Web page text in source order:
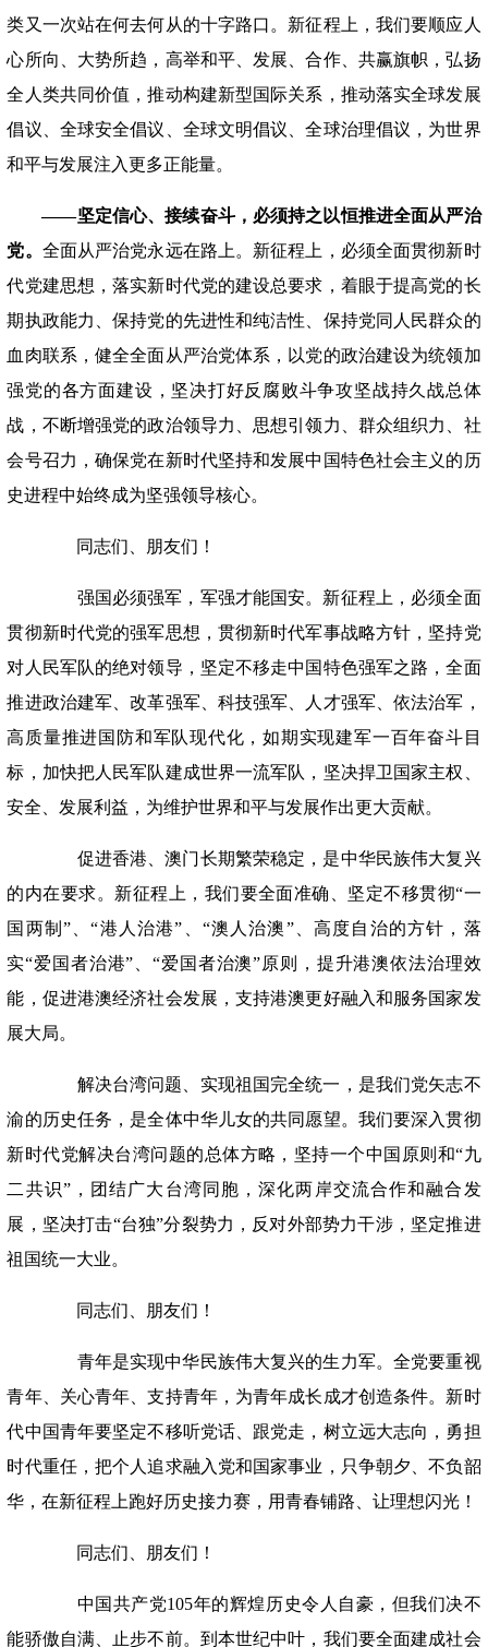
类又一次站在何去何从的十字路口。新征程上，我们要顺应人
心所向、大势所趋，高举和平、发展、合作、共赢旗帜，弘扬
全人类共同价值，推动构建新型国际关系，推动落实全球发展
倡议、全球安全倡议、全球文明倡议、全球治理倡议，为世界
和平与发展注入更多正能量。
——坚定信心、接续奋斗，必须持之以恒推进全面从严治
党。 全面从严治党永远在路上。新征程上，必须全面贯彻新时
代党建思想，落实新时代党的建设总要求，着眼于提高党的长
期执政能力、保持党的先进性和纯洁性、保持党同人民群众的
血肉联系，健全全面从严治党体系，以党的政治建设为统领加
强党的各方面建设，坚决打好反腐败斗争攻坚战持久战总体
战，不断增强党的政治领导力、思想引领力、群众组织力、社
会号召力，确保党在新时代坚持和发展中国特色社会主义的历
史进程中始终成为坚强领导核心。
同志们、朋友们！
强国必须强军，军强才能国安。新征程上，必须全面
贯彻新时代党的强军思想，贯彻新时代军事战略方针，坚持党
对人民军队的绝对领导，坚定不移走中国特色强军之路，全面
推进政治建军、改革强军、科技强军、人才强军、依法治军，
高质量推进国防和军队现代化，如期实现建军一百年奋斗目
标，加快把人民军队建成世界一流军队，坚决捍卫国家主权、
安全、发展利益，为维护世界和平与发展作出更大贡献。
促进香港、澳门长期繁荣稳定，是中华民族伟大复兴
的内在要求。新征程上，我们要全面准确、坚定不移贯彻“一
国两制”、“港人治港”、“澳人治澳”、高度自治的方针，落
实“爱国者治港”、“爱国者治澳”原则，提升港澳依法治理效
能，促进港澳经济社会发展，支持港澳更好融入和服务国家发
展大局。
解决台湾问题、实现祖国完全统一，是我们党矢志不
渝的历史任务，是全体中华儿女的共同愿望。我们要深入贯彻
新时代党解决台湾问题的总体方略，坚持一个中国原则和“九
二共识”，团结广大台湾同胞，深化两岸交流合作和融合发
展，坚决打击“台独”分裂势力，反对外部势力干涉，坚定推进
祖国统一大业。
同志们、朋友们！
青年是实现中华民族伟大复兴的生力军。全党要重视
青年、关心青年、支持青年，为青年成长成才创造条件。新时
代中国青年要坚定不移听党话、跟党走，树立远大志向，勇担
时代重任，把个人追求融入党和国家事业，只争朝夕、不负韶
华，在新征程上跑好历史接力赛，用青春铺路、让理想闪光！
同志们、朋友们！
中国共产党105年的辉煌历史令人自豪，但我们决不
能骄傲自满、止步不前。到本世纪中叶，我们要全面建成社会